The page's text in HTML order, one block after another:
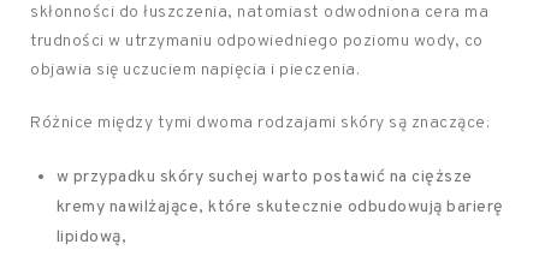
skłonności do łuszczenia, natomiast odwodniona cera ma
trudności w utrzymaniu odpowiedniego poziomu wody, co
objawia się uczuciem napięcia i pieczenia.
Różnice między tymi dwoma rodzajami skóry są znaczące:
w przypadku skóry suchej warto postawić na cięższe
kremy nawilżające, które skutecznie odbudowują barierę
lipidową,